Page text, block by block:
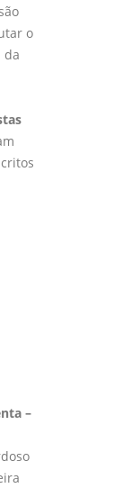
o
da
–